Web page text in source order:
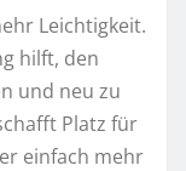
Leichtigkeit.
hilft, den
und neu zu
Platz für
einfach mehr